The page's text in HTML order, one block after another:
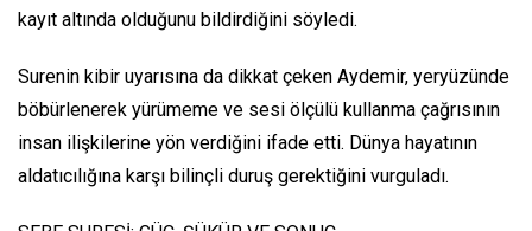
kayıt altında olduğunu bildirdiğini söyledi.
Surenin kibir uyarısına da dikkat çeken Aydemir, yeryüzünde
böbürlenerek yürümeme ve sesi ölçülü kullanma çağrısının
insan ilişkilerine yön verdiğini ifade etti. Dünya hayatının
aldatıcılığına karşı bilinçli duruş gerektiğini vurguladı.